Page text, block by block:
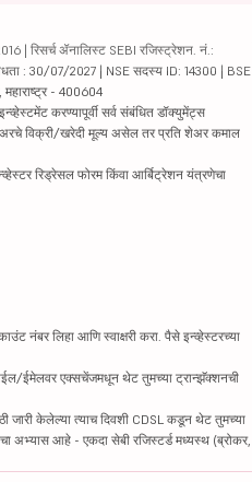
| रिसर्च ॲनालिस्ट SEBI रजिस्ट्रेशन. नं.:
: 30/07/2027 | NSE सदस्य ID: 14300 | BSE
- 400604
करण्यापूर्वी सर्व संबंधित डॉक्युमेंट्स
विक्री/खरेदी मूल्य असेल तर प्रति शेअर कमाल
रिड्रेसल फोरम किंवा आर्बिट्रेशन यंत्रणेचा
नंबर लिहा आणि स्वाक्षरी करा. पैसे इन्व्हेस्टरच्या
ईमेलवर एक्सचेंजमधून थेट तुमच्या ट्रान्झॅक्शनची
जारी केलेल्या त्याच दिवशी CDSL कडून थेट तुमच्या
अभ्यास आहे - एकदा सेबी रजिस्टर्ड मध्यस्थ (ब्रोकर,